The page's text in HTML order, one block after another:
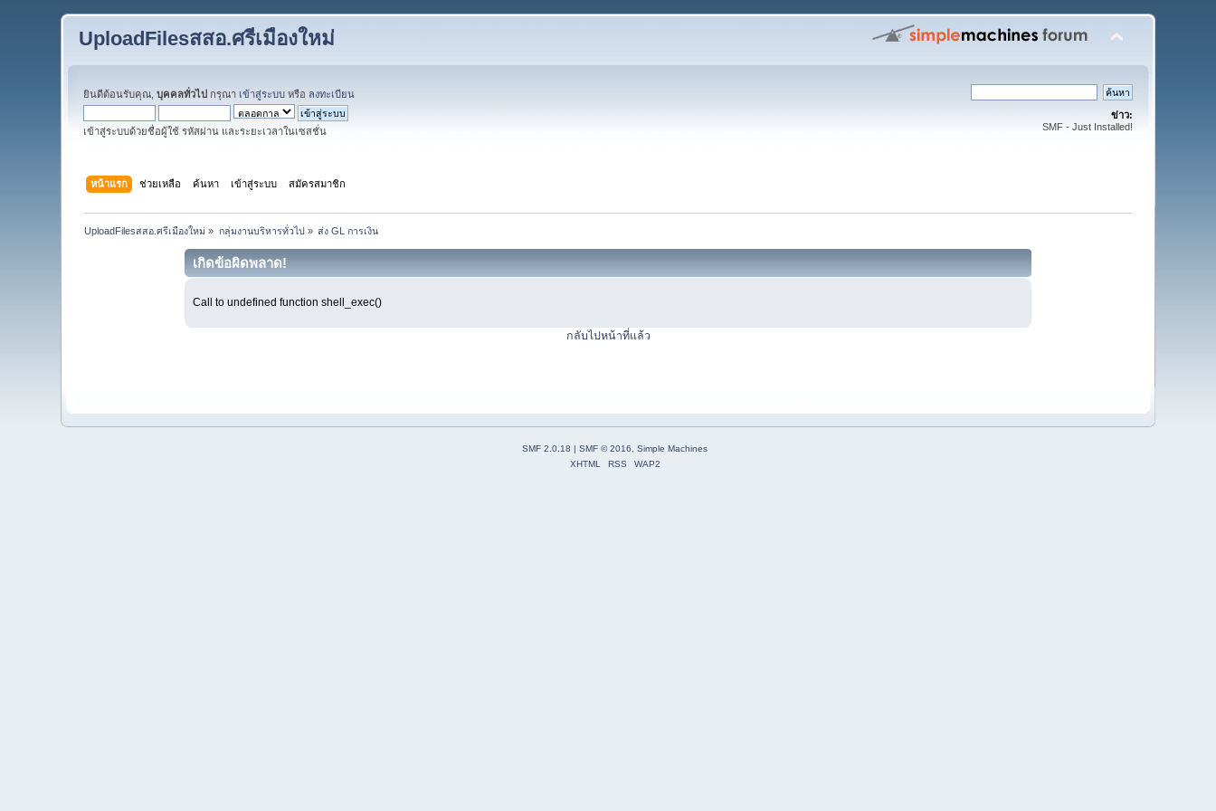
UploadFilesสสอ.ศรีเมืองใหม่
ยินดีต้อนรับคุณ,บุคคลทั่วไป กรุณา เข้าสู่ระบบ หรือ ลงทะเบียน
เข้าสู่ระบบด้วยชื่อผู้ใช้ รหัสผ่าน และระยะเวลาในเซสชั่น
ข่าว:
SMF - Just Installed!
หน้าแรก ช่วยเหลือ ค้นหา เข้าสู่ระบบ สมัครสมาชิก
UploadFilesสสอ.ศรีเมืองใหม่ » กลุ่มงานบริหารทั่วไป» ส่ง GL การเงิน
เกิดข้อผิดพลาด!
Call to undefined function shell_exec()
กลับไปหน้าที่แล้ว
SMF 2.0.18 | SMF © 2016, Simple Machines
XHTML
RSS WAP2